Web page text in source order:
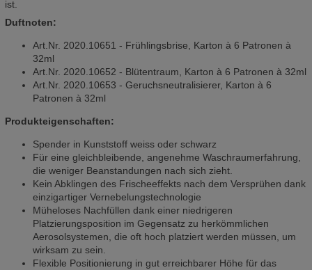
ist.
Duftnoten:
Art.Nr. 2020.10651 - Frühlingsbrise, Karton à 6 Patronen à
32ml
Art.Nr. 2020.10652 - Blütentraum, Karton à 6 Patronen à 32ml
Art.Nr. 2020.10653 - Geruchsneutralisierer, Karton à 6
Patronen à 32ml
Produkteigenschaften:
Spender in Kunststoff weiss oder schwarz
Für eine gleichbleibende, angenehme Waschraumerfahrung,
die weniger Beanstandungen nach sich zieht.
Kein Abklingen des Frischeeffekts nach dem Versprühen dank
einzigartiger Vernebelungstechnologie
Müheloses Nachfüllen dank einer niedrigeren
Platzierungsposition im Gegensatz zu herkömmlichen
Aerosolsystemen, die oft hoch platziert werden müssen, um
wirksam zu sein.
Flexible Positionierung in gut erreichbarer Höhe für das